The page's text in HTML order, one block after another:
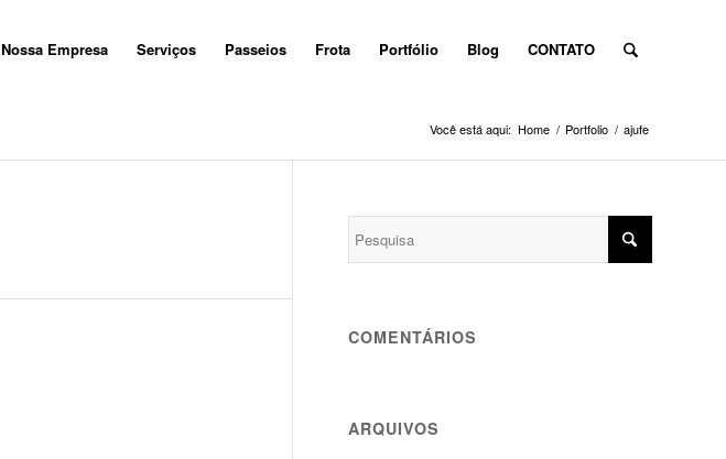
Nossa Empresa Serviços Passeios Frota Portfólio Blog CONTATO
Você está aqui: Home / Portfolio / ajufe
COMENTÁRIOS
ARQUIVOS